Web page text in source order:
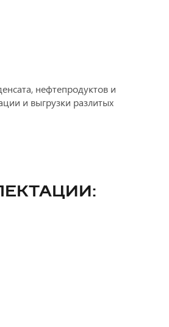
нефтепродуктов и
и выгрузки разлитых